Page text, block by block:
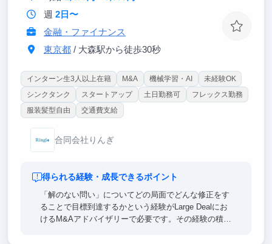
週 2日〜
金融・ファイナンス
東京都/ 大森駅から徒歩30秒
インターン生3人以上在籍 M&A 機械学習・AI
未経験OK
シンクタンク
スタートアップ 土日勤務可
フレックス勤務
服装髪型自由
交通費支給
合同会社りんぎ
得られる経験・成長できるポイント
「解のない問い」についてどの局面でどんな修正をす
ることで目標到達するかという経験がLarge Dealにお
けるM&Aアドバイザリーで必要です。その経験の積み